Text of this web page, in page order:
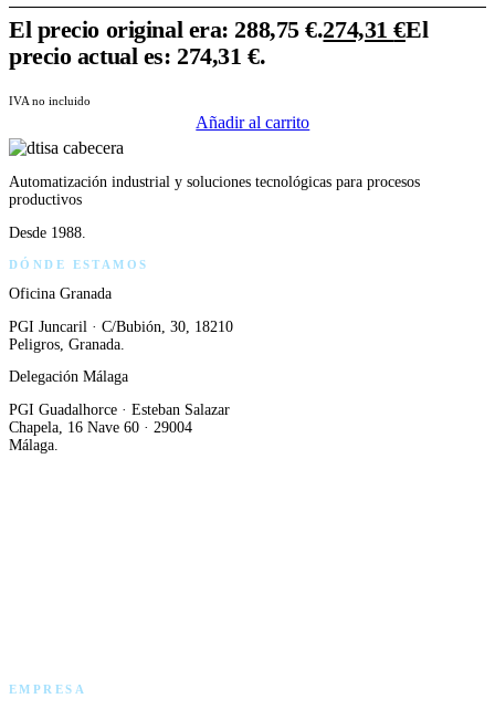
El precio original era: 288,75 €.274,31€El
precio actual es: 274,31 €.
IVA no incluido
Añadir al carrito
Automatización industrial y soluciones tecnológicas para procesos
productivos
Desde 1988.
DÓNDE ESTAMOS
Oficina Granada
PGI Juncaril · C/Bubión, 30, 18210
Peligros, Granada.
Delegación Málaga
PGI Guadalhorce · Esteban Salazar
Chapela, 16 Nave 60 · 29004
Málaga.
EMPRESA